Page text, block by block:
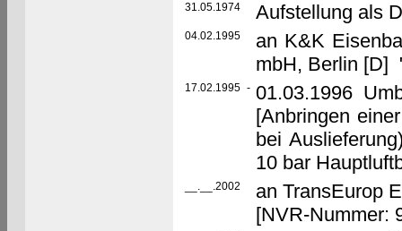
31.05.1974 Aufstellung als
04.02.1995
an K&K
mbH, Berlin [D]
17.02.1995 - 01.03.1996
[Anbringen
bei
10 bar
__.__.2002
an TransEurop
[NVR-Nummer: